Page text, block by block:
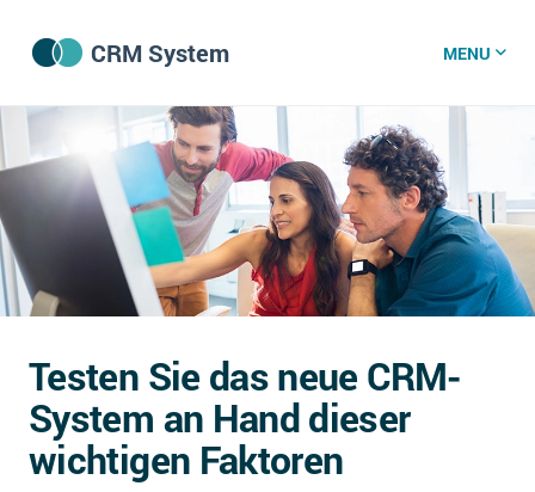
CRM System
CRM Software
CRM Wissenszentrum
CRM News
Was ist CRM?
Offene Stellen bei CRM-Lieferanten
Über uns
MENU
Testen Sie das neue CRM-
System an Hand dieser
wichtigen Faktoren